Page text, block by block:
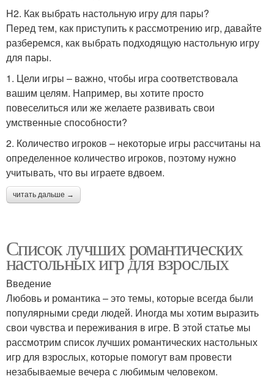
H2. Как выбрать настольную игру для пары?
Перед тем, как приступить к рассмотрению игр, давайте
разберемся, как выбрать подходящую настольную игру
для пары.
1. Цели игры – важно, чтобы игра соответствовала
вашим целям. Например, вы хотите просто
повеселиться или же желаете развивать свои
умственные способности?
2. Количество игроков – некоторые игры рассчитаны на
определенное количество игроков, поэтому нужно
учитывать, что вы играете вдвоем.
читать дальше →
Список лучших романтических
настольных игр для взрослых
Введение
Любовь и романтика – это темы, которые всегда были
популярными среди людей. Иногда мы хотим выразить
свои чувства и переживания в игре. В этой статье мы
рассмотрим список лучших романтических настольных
игр для взрослых, которые помогут вам провести
незабываемые вечера с любимым человеком.